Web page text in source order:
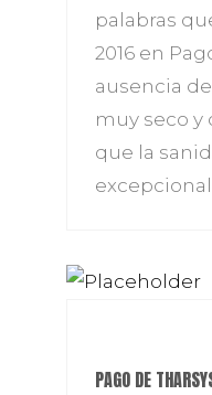
palabras
2016 en
ausencia
muy seco y
que la
PAGO DE